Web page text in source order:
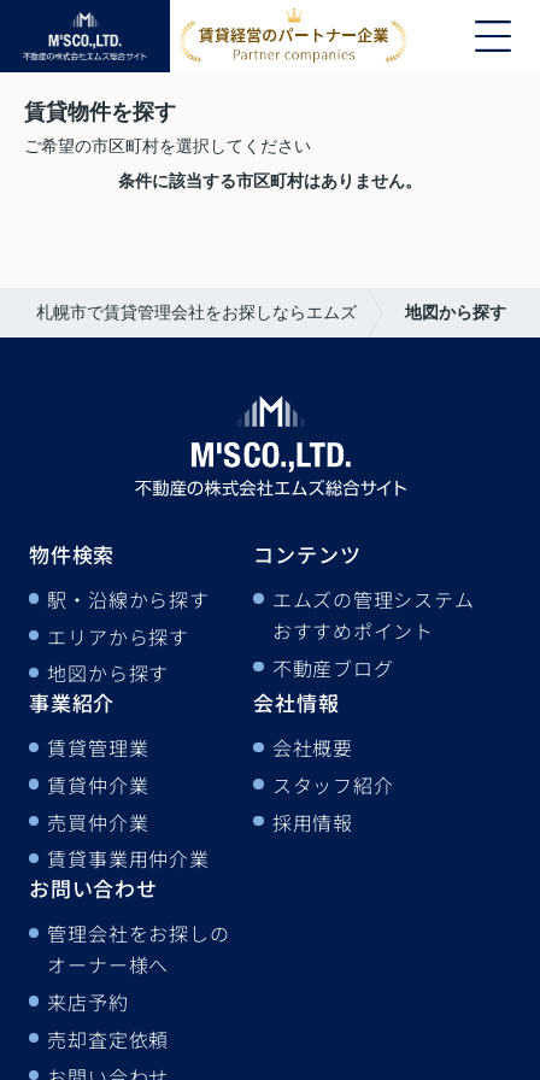
賃貸物件を探す
ご希望の市区町村を選択してください
条件に該当する市区町村はありません。
札幌市で賃貸管理会社をお探しならエムズ 地図から探す
物件検索
駅・沿線から探す
エリアから探す
地図から探す
コンテンツ
エムズの管理システム
おすすめポイント
不動産ブログ
事業紹介
賃貸管理業
賃貸仲介業
売買仲介業
賃貸事業用仲介業
会社情報
会社概要
スタッフ紹介
採用情報
お問い合わせ
管理会社をお探しの
オーナー様へ
来店予約
売却査定依頼